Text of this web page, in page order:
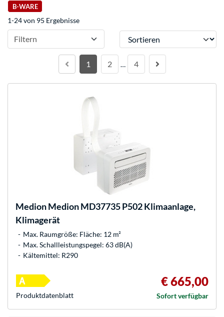
B-WARE
1-24 von 95 Ergebnisse
Filtern Sortieren
1 2 … 4
MedionMedion MD37735 P502 Klimaanlage,
Klimagerät
Max. Raumgröße: Fläche: 12 m²
Max. Schallleistungspegel: 63 dB(A)
Kältemittel: R290
€ 665,00
Sofort verfügbar
Produkt­datenblatt